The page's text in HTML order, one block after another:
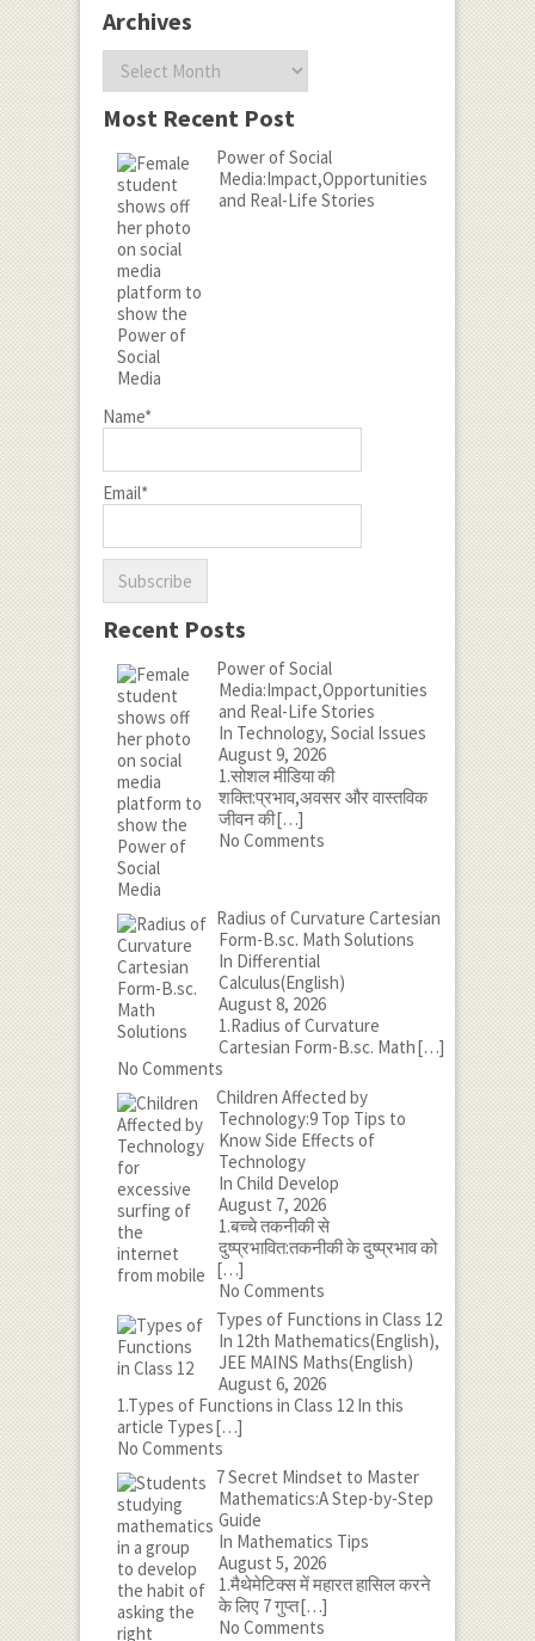
Archives
Archives
Most Recent Post
Power of Social
Media:Impact,Opportunities
and Real-Life Stories
Name*
Email*
Recent Posts
Power of Social
Media:Impact,Opportunities
and Real-Life Stories
In Technology, Social Issues
August 9, 2026
1.सोशल मीडिया की
शक्ति:प्रभाव,अवसर और वास्तविक
जीवन की[…]
No Comments
Radius of Curvature Cartesian
Form-B.sc. Math Solutions
In Differential
Calculus(English)
August 8, 2026
1.Radius of Curvature
Cartesian Form-B.sc. Math[…]
No Comments
Children Affected by
Technology:9 Top Tips to
Know Side Effects of
Technology
In Child Develop
August 7, 2026
1.बच्चे तकनीकी से
दुष्प्रभावित:तकनीकी के दुष्प्रभाव को
[…]
No Comments
Types of Functions in Class 12
In 12th Mathematics(English),
JEE MAINS Maths(English)
August 6, 2026
1.Types of Functions in Class 12 In this
article Types[…]
No Comments
7 Secret Mindset to Master
Mathematics:A Step-by-Step
Guide
In Mathematics Tips
August 5, 2026
1.मैथेमेटिक्स में महारत हासिल करने
के लिए 7 गुप्त[…]
No Comments